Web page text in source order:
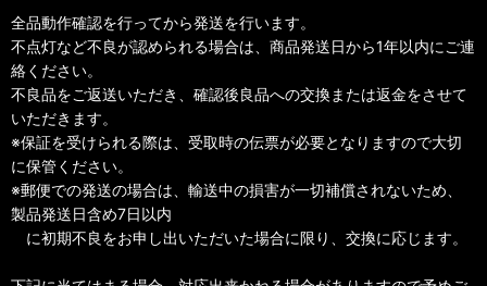
全品動作確認を行ってから発送を行います。
不点灯など不良が認められる場合は、商品発送日から1年以内にご連
絡ください。
不良品をご返送いただき、確認後良品への交換または返金をさせて
いただきます。
※保証を受けられる際は、受取時の伝票が必要となりますので大切
に保管ください。
※郵便での発送の場合は、輸送中の損害が一切補償されないため、
製品発送日含め7日以内
に初期不良をお申し出いただいた場合に限り、交換に応じます。